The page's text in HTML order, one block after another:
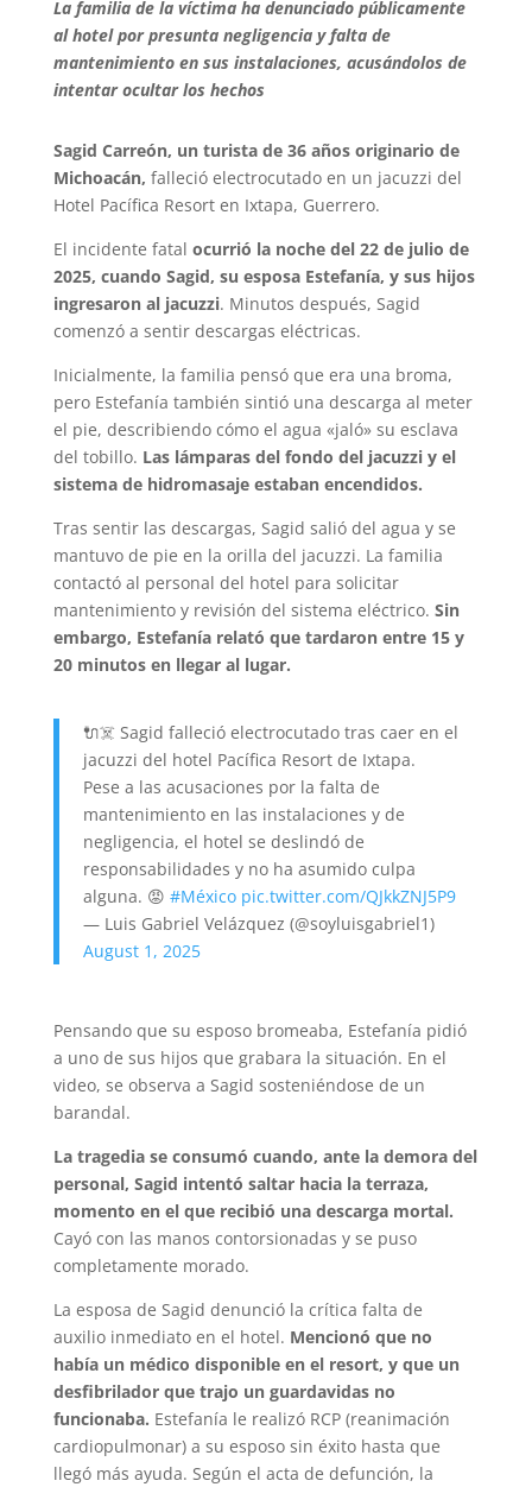
La familia de la víctima ha denunciado públicamente
al hotel por presunta negligencia y falta de
mantenimiento en sus instalaciones, acusándolos de
intentar ocultar los hechos
Sagid Carreón, un turista de 36 años originario de
Michoacán, falleció electrocutado en un jacuzzi del
Hotel Pacífica Resort en Ixtapa, Guerrero.
El incidente fatal ocurrió la noche del 22 de julio de
2025, cuando Sagid, su esposa Estefanía, y sus hijos
ingresaron al jacuzzi. Minutos después, Sagid
comenzó a sentir descargas eléctricas.
Inicialmente, la familia pensó que era una broma,
pero Estefanía también sintió una descarga al meter
el pie, describiendo cómo el agua «jaló» su esclava
del tobillo. Las lámparas del fondo del jacuzzi y el
sistema de hidromasaje estaban encendidos.
Tras sentir las descargas, Sagid salió del agua y se
mantuvo de pie en la orilla del jacuzzi. La familia
contactó al personal del hotel para solicitar
mantenimiento y revisión del sistema eléctrico. Sin
embargo, Estefanía relató que tardaron entre 15 y
20 minutos en llegar al lugar.
🔌☠️ Sagid falleció electrocutado tras caer en el
jacuzzi del hotel Pacífica Resort de Ixtapa.
Pese a las acusaciones por la falta de
mantenimiento en las instalaciones y de
negligencia, el hotel se deslindó de
responsabilidades y no ha asumido culpa
alguna. 😡 #México pic.twitter.com/QJkkZNJ5P9
— Luis Gabriel Velázquez (@soyluisgabriel1)
August 1, 2025
Pensando que su esposo bromeaba, Estefanía pidió
a uno de sus hijos que grabara la situación. En el
video, se observa a Sagid sosteniéndose de un
barandal.
La tragedia se consumó cuando, ante la demora del
personal, Sagid intentó saltar hacia la terraza,
momento en el que recibió una descarga mortal.
Cayó con las manos contorsionadas y se puso
completamente morado.
La esposa de Sagid denunció la crítica falta de
auxilio inmediato en el hotel. Mencionó que no
había un médico disponible en el resort, y que un
desfibrilador que trajo un guardavidas no
funcionaba. Estefanía le realizó RCP (reanimación
cardiopulmonar) a su esposo sin éxito hasta que
llegó más ayuda. Según el acta de defunción, la